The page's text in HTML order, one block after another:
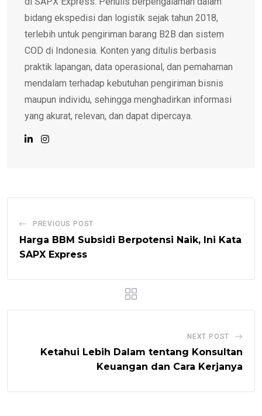
bidang ekspedisi dan logistik sejak tahun 2018,
terlebih untuk pengiriman barang B2B dan sistem
COD di Indonesia. Konten yang ditulis berbasis
praktik lapangan, data operasional, dan pemahaman
mendalam terhadap kebutuhan pengiriman bisnis
maupun individu, sehingga menghadirkan informasi
yang akurat, relevan, dan dapat dipercaya.
PREVIOUS POST
Harga BBM Subsidi Berpotensi Naik, Ini Kata
SAPX Express
NEXT POST
Ketahui Lebih Dalam tentang Konsultan
Keuangan dan Cara Kerjanya